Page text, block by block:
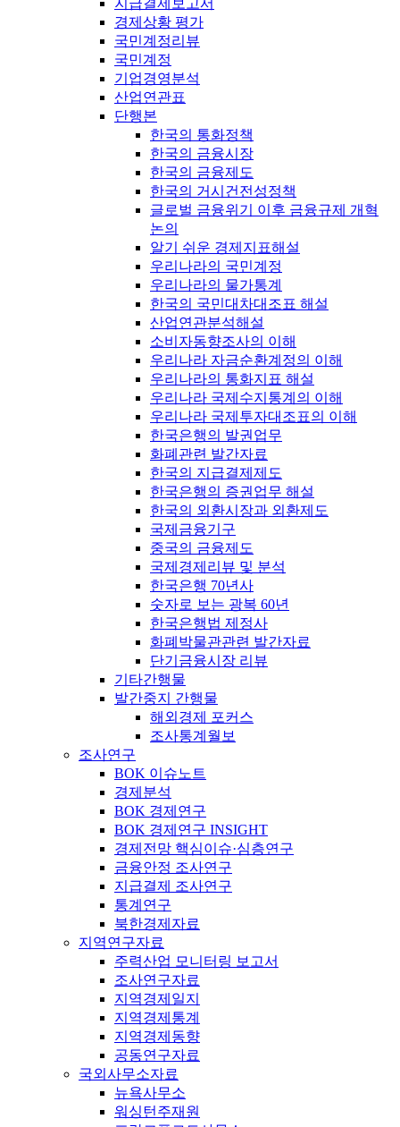
지급결제보고서
경제상황 평가
국민계정리뷰
국민계정
기업경영분석
산업연관표
단행본
한국의 통화정책
한국의 금융시장
한국의 금융제도
한국의 거시건전성정책
글로벌 금융위기 이후 금융규제 개혁
논의
알기 쉬운 경제지표해설
우리나라의 국민계정
우리나라의 물가통계
한국의 국민대차대조표 해설
산업연관분석해설
소비자동향조사의 이해
우리나라 자금순환계정의 이해
우리나라의 통화지표 해설
우리나라 국제수지통계의 이해
우리나라 국제투자대조표의 이해
한국은행의 발권업무
화폐관련 발간자료
한국의 지급결제제도
한국은행의 증권업무 해설
한국의 외환시장과 외환제도
국제금융기구
중국의 금융제도
국제경제리뷰 및 분석
한국은행 70년사
숫자로 보는 광복 60년
한국은행법 제정사
화폐박물관관련 발간자료
단기금융시장 리뷰
기타간행물
발간중지 간행물
해외경제 포커스
조사통계월보
조사연구
BOK 이슈노트
경제분석
BOK 경제연구
BOK 경제연구 INSIGHT
경제전망 핵심이슈·심층연구
금융안정 조사연구
지급결제 조사연구
통계연구
북한경제자료
지역연구자료
주력산업 모니터링 보고서
조사연구자료
지역경제일지
지역경제통계
지역경제동향
공동연구자료
국외사무소자료
뉴욕사무소
워싱턴주재원